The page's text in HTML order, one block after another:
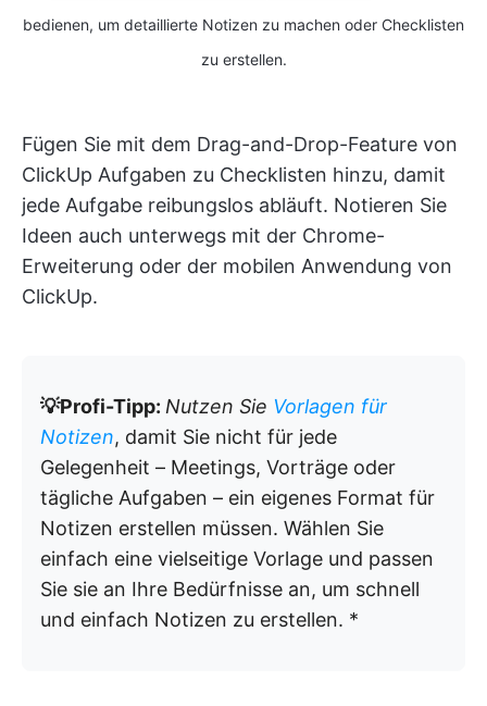
bedienen, um detaillierte Notizen zu machen oder Checklisten
zu erstellen.
Fügen Sie mit dem Drag-and-Drop-Feature von
ClickUp Aufgaben zu Checklisten hinzu, damit
jede Aufgabe reibungslos abläuft. Notieren Sie
Ideen auch unterwegs mit der Chrome-
Erweiterung oder der mobilen Anwendung von
ClickUp.
💡Profi-Tipp: Nutzen Sie Vorlagen für
Notizen, damit Sie nicht für jede
Gelegenheit – Meetings, Vorträge oder
tägliche Aufgaben – ein eigenes Format für
Notizen erstellen müssen. Wählen Sie
einfach eine vielseitige Vorlage und passen
Sie sie an Ihre Bedürfnisse an, um schnell
und einfach Notizen zu erstellen. *